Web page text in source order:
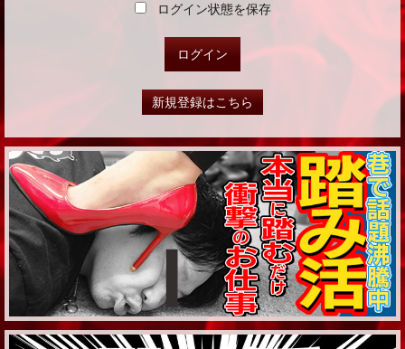
ログイン状態を保存
新規登録はこちら